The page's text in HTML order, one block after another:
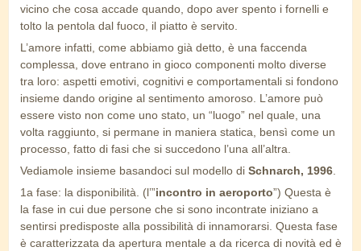
vicino che cosa accade quando, dopo aver spento i fornelli e
tolto la pentola dal fuoco, il piatto è servito.
L’amore infatti, come abbiamo già detto, è una faccenda
complessa, dove entrano in gioco componenti molto diverse
tra loro: aspetti emotivi, cognitivi e comportamentali si fondono
insieme dando origine al sentimento amoroso. L’amore può
essere visto non come uno stato, un “luogo” nel quale, una
volta raggiunto, si permane in maniera statica, bensì come un
processo, fatto di fasi che si succedono l’una all’altra.
Vediamole insieme basandoci sul modello di Schnarch, 1996
1a fase: la disponibilità. (l’”incontro in aeroporto”) Questa è
la fase in cui due persone che si sono incontrate iniziano a
sentirsi predisposte alla possibilità di innamorarsi. Questa fase
è caratterizzata da apertura mentale a da ricerca di novità ed è